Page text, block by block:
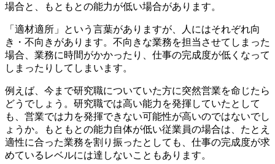
場合と、もともとの能力が低い場合があります。
「適材適所」という言葉がありますが、人にはそれぞれ向
き・不向きがあります。不向きな業務を担当させてしまった
場合、業務に時間がかかったり、仕事の完成度が低くなって
しまったりしてしまいます。
例えば、今まで研究職についていた方に突然営業を命じたら
どうでしょう。研究職では高い能力を発揮していたとして
も、営業では力を発揮できない可能性が高いのではないでし
ょうか。もともとの能力自体が低い従業員の場合は、たとえ
適性に合った業務を割り振ったとしても、仕事の完成度が求
めているレベルには達しないこともあります。